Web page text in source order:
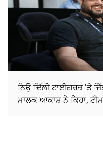
ਨਿਉ ਦਿੱਲੀ ਟਾਈਗਰਜ਼ 'ਤੇ
ਮਾਲਕ ਆਕਾਸ਼ ਨੇ ਕਿਹਾ,